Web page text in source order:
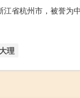
省杭州市，被誉为
大理